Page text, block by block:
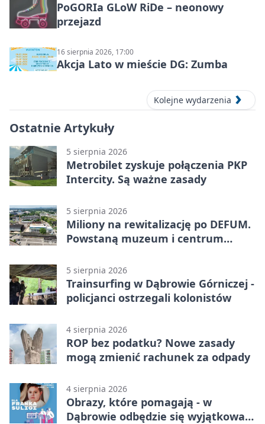
PoGORIa GLoW RiDe – neonowy
przejazd
16 sierpnia 2026, 17:00
Akcja Lato w mieście DG: Zumba
Kolejne wydarzenia
Ostatnie Artykuły
5 sierpnia 2026
Metrobilet zyskuje połączenia PKP
Intercity. Są ważne zasady
5 sierpnia 2026
Miliony na rewitalizację po DEFUM.
Powstaną muzeum i centrum
5 sierpnia 2026
Trainsurfing w Dąbrowie Górniczej -
policjanci ostrzegali kolonistów
4 sierpnia 2026
ROP bez podatku? Nowe zasady
mogą zmienić rachunek za odpady
4 sierpnia 2026
Obrazy, które pomagają - w
Dąbrowie odbędzie się wyjątkowa